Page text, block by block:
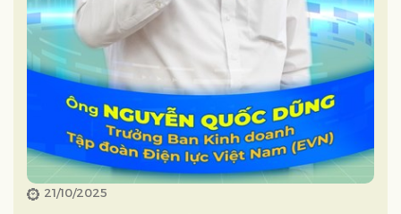
21/10/2025